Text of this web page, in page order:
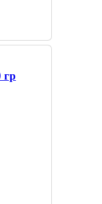
гр